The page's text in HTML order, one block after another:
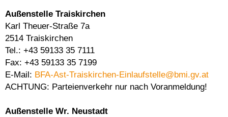
Außenstelle Traiskirchen
Karl Theuer-Straße 7a
2514 Traiskirchen
Tel.: +43 59133 35 7111
Fax: +43 59133 35 7199
E-Mail: BFA-Ast-Traiskirchen-Einlaufstelle@bmi.gv.at
ACHTUNG: Parteienverkehr nur nach Voranmeldung!
Außenstelle Wr. Neustadt